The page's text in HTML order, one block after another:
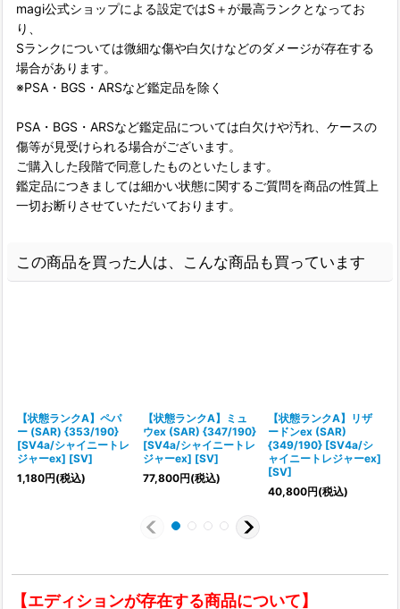
magi公式ショップによる設定ではS＋が最高ランクとなってお
り、
Sランクについては微細な傷や白欠けなどのダメージが存在する
場合があります。
※PSA・BGS・ARSなど鑑定品を除く
PSA・BGS・ARSなど鑑定品については白欠けや汚れ、ケースの
傷等が見受けられる場合がございます。
ご購入した段階で同意したものといたします。
鑑定品につきましては細かい状態に関するご質問を商品の性質上
一切お断りさせていただいております。
この商品を買った人は、こんな商品も買っています
【状態ランクA】ペパ
ー (SAR) {353/190}
[SV4a/シャイニートレ
ジャーex] [SV]
1,180円(税込)
【状態ランクA】ミュ
ウex (SAR) {347/190}
[SV4a/シャイニートレ
ジャーex] [SV]
77,800円(税込)
【状態ランクA】リザ
ードンex (SAR)
{349/190} [SV4a/シ
ャイニートレジャーex]
[SV]
40,800円(税込)
【エディションが存在する商品について】